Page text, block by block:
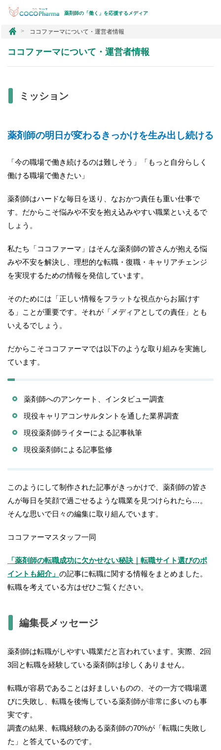
薬剤師の「働く」を応援するメディア
コ
フ
ー
ココファーマについて・運営者情報
ココファーマについて・運営者情報
ミッション
薬剤師の明日が変わるきっかけを生み出し続ける
「今の職場で働き続けるのは難しそう」「もっと自分らしく
働ける職場で働きたい」
薬剤師はハードな毎日を送り、なおかつ責任も重い仕事で
す。だからこそ悩みや不安を抱え込みやすい職業といえるで
しょう。
私たち「ココファーマ」はそんな薬剤師の皆さんが抱える悩
みや不安を解決し、理想的な転職・復職・キャリアチェンジ
を実現するための情報を発信しています。
そのためには「正しい情報をフラットな視点からお届けす
る」ことが重要です。それが「メディアとしての責任」とも
いえるでしょう。
だからこそココファーマでは以下のような取り組みを実施し
ています。
薬剤師へのアンケート、インタビュー調査
現役キャリアコンサルタントを通した業界調査
現役薬剤師ライターによる記事執筆
現役薬剤師による記事監修
このようにして制作された記事がきっかけで、薬剤師の皆さ
んが毎日を笑顔で過ごせるような職業を見つけられたら…。
そんな思いで日々の編集に取り組んでいます。
ココファーマスタッフ一同
「薬剤師の転職成功に欠かせない秘訣｜転職サイト選びのポ
イントも紹介」 の記事に転職に関する情報をまとめました。
転職を考えている方はぜひご覧ください。
編集長メッセージ
薬剤師は転職がしやすい職業だと言われています。実際、2回
3回と転職を経験している薬剤師は珍しくありません。
転職が容易であることは好ましいものの、その一方で職場選
びに失敗し、転職を後悔している薬剤師が非常に多いのも事
実です。
調査の結果、転職経験のある薬剤師の70%が「転職に失敗し
た」と答えているのです。